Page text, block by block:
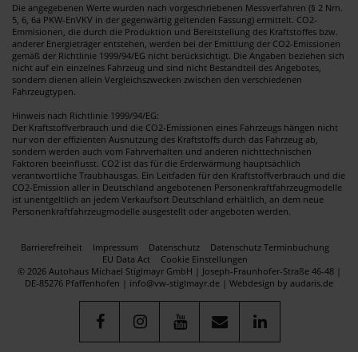
Die angegebenen Werte wurden nach vorgeschriebenen Messverfahren (§ 2 Nrn.
5, 6, 6a PKW-EnVKV in der gegenwärtig geltenden Fassung) ermittelt. CO2-
Emmisionen, die durch die Produktion und Bereitstellung des Kraftstoffes bzw.
anderer Energieträger entstehen, werden bei der Emittlung der CO2-Emissionen
gemäß der Richtlinie 1999/94/EG nicht berücksichtigt. Die Angaben beziehen sich
nicht auf ein einzelnes Fahrzeug und sind nicht Bestandteil des Angebotes,
sondern dienen allein Vergleichszwecken zwischen den verschiedenen
Fahrzeugtypen.
Hinweis nach Richtlinie 1999/94/EG:
Der Kraftstoffverbrauch und die CO2-Emissionen eines Fahrzeugs hängen nicht
nur von der effizienten Ausnutzung des Kraftstoffs durch das Fahrzeug ab,
sondern werden auch vom Fahrverhalten und anderen nichttechnischen
Faktoren beeinflusst. CO2 ist das für die Erderwärmung hauptsächlich
verantwortliche Traubhausgas. Ein Leitfaden für den Kraftstoffverbrauch und die
CO2-Emission aller in Deutschland angebotenen Personenkraftfahrzeugmodelle
ist unentgeltlich an jedem Verkaufsort Deutschland erhältlich, an dem neue
Personenkraftfahrzeugmodelle ausgestellt oder angeboten werden.
Barrierefreiheit Impressum Datenschutz
Datenschutz Terminbuchung
EU Data Act
Cookie Einstellungen
© 2026 Autohaus Michael Stiglmayr GmbH | Joseph-Fraunhofer-Straße 46-48 |
DE-85276 Pfaffenhofen | info@vw-stiglmayr.de | Webdesign by audaris.de